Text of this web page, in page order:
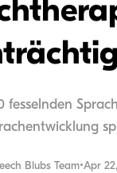
fesselnden
Blubs Team•Apr